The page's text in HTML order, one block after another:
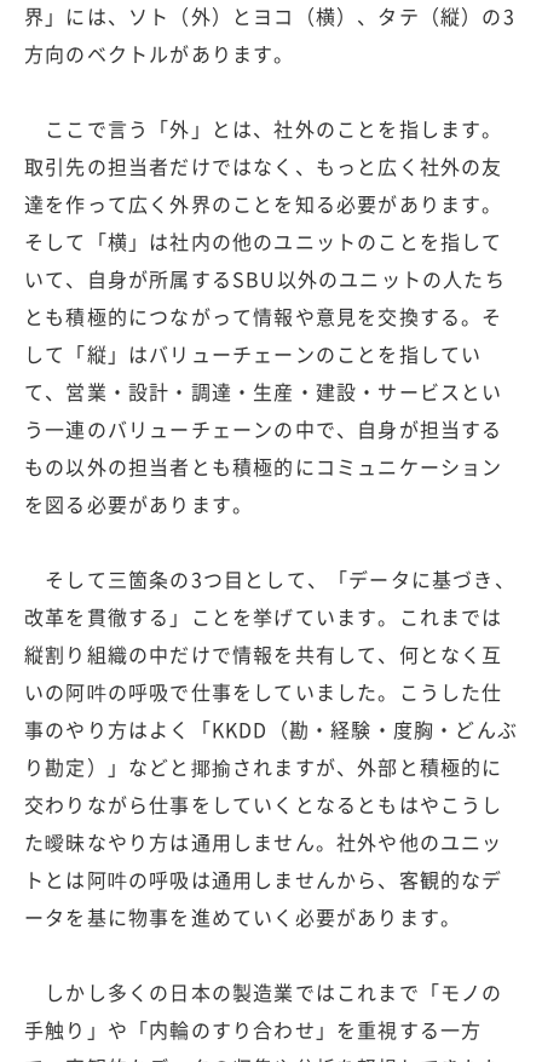
界」には、ソト（外）とヨコ（横）、タテ（縦）の3
方向のベクトルがあります。
ここで言う「外」とは、社外のことを指します。
取引先の担当者だけではなく、もっと広く社外の友
達を作って広く外界のことを知る必要があります。
そして「横」は社内の他のユニットのことを指して
いて、自身が所属するSBU以外のユニットの人たち
とも積極的につながって情報や意見を交換する。そ
して「縦」はバリューチェーンのことを指してい
て、営業・設計・調達・生産・建設・サービスとい
う一連のバリューチェーンの中で、自身が担当する
もの以外の担当者とも積極的にコミュニケーション
を図る必要があります。
そして三箇条の3つ目として、「データに基づき、
改革を貫徹する」ことを挙げています。これまでは
縦割り組織の中だけで情報を共有して、何となく互
いの阿吽の呼吸で仕事をしていました。こうした仕
事のやり方はよく「KKDD（勘・経験・度胸・どんぶ
り勘定）」などと揶揄されますが、外部と積極的に
交わりながら仕事をしていくとなるともはやこうし
た曖昧なやり方は通用しません。社外や他のユニッ
トとは阿吽の呼吸は通用しませんから、客観的なデ
ータを基に物事を進めていく必要があります。
しかし多くの日本の製造業ではこれまで「モノの
手触り」や「内輪のすり合わせ」を重視する一方